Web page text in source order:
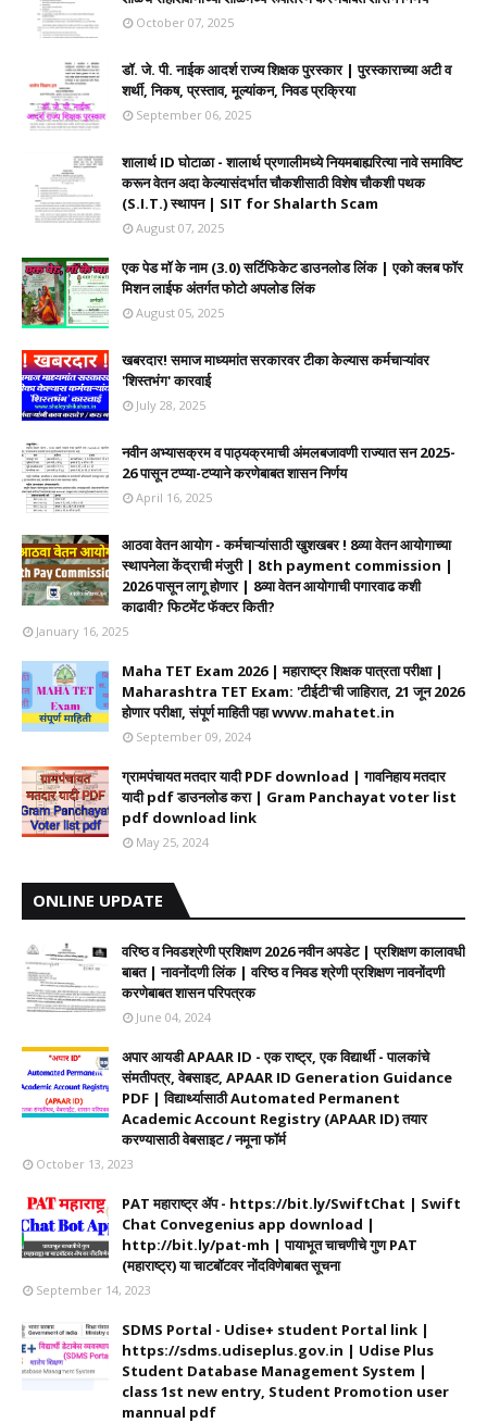
October 07, 2025
डॉ. जे. पी. नाईक आदर्श राज्य शिक्षक पुरस्कार | पुरस्काराच्या अटी व
शर्थी, निकष, प्रस्ताव, मूल्यांकन, निवड प्रक्रिया
September 06, 2025
शालार्थ ID घोटाळा - शालार्थ प्रणालीमध्ये नियमबाह्यरित्या नावे समाविष्ट
करून वेतन अदा केल्यासंदर्भात चौकशीसाठी विशेष चौकशी पथक
(S.I.T.) स्थापन | SIT for Shalarth Scam
August 07, 2025
एक पेड मॉ के नाम (3.0) सर्टिफिकेट डाउनलोड लिंक | एको क्लब फॉर
मिशन लाईफ अंतर्गत फोटो अपलोड लिंक
August 05, 2025
खबरदार! समाज माध्यमांत सरकारवर टीका केल्यास कर्मचाऱ्यांवर
'शिस्तभंग' कारवाई
July 28, 2025
नवीन अभ्यासक्रम व पाठ्यक्रमाची अंमलबजावणी राज्यात सन 2025-
26 पासून टप्प्या-टप्याने करणेबाबत शासन निर्णय
April 16, 2025
आठवा वेतन आयोग - कर्मचाऱ्यांसाठी खुशखबर ! 8व्या वेतन आयोगाच्या
स्थापनेला केंद्राची मंजुरी | 8th payment commission |
2026 पासून लागू होणार | 8व्या वेतन आयोगाची पगारवाढ कशी
काढावी? फिटमेंट फॅक्टर किती?
January 16, 2025
Maha TET Exam 2026 | महाराष्ट्र शिक्षक पात्रता परीक्षा |
Maharashtra TET Exam: 'टीईटी'ची जाहिरात, 21 जून 2026
होणार परीक्षा, संपूर्ण माहिती पहा www.mahatet.in
September 09, 2024
ग्रामपंचायत मतदार यादी PDF download | गावनिहाय मतदार
यादी pdf डाउनलोड करा | Gram Panchayat voter list
pdf download link
May 25, 2024
ONLINE UPDATE
वरिष्ठ व निवडश्रेणी प्रशिक्षण 2026 नवीन अपडेट | प्रशिक्षण कालावधी‌
बाबत | नावनोंदणी लिंक | वरिष्ठ व निवड श्रेणी प्रशिक्षण नावनोंदणी
करणेबाबत शासन परिपत्रक
June 04, 2024
अपार आयडी APAAR ID - एक राष्ट्र, एक विद्यार्थी - पालकांचे
संमतीपत्र, वेबसाइट, APAAR ID Generation Guidance
PDF | विद्यार्थ्यासाठी Automated Permanent
Academic Account Registry (APAAR ID) तयार
करण्यासाठी वेबसाइट / नमूना फॉर्म
October 13, 2023
PAT महाराष्ट्र ॲप - https://bit.ly/SwiftChat | Swift
Chat Convegenius app download |
http://bit.ly/pat-mh | पायाभूत चाचणीचे गुण PAT
(महाराष्ट्र) या चाटबॉटवर नोंदविणेबाबत सूचना
September 14, 2023
SDMS Portal - Udise+ student Portal link |
https://sdms.udiseplus.gov.in | Udise Plus
Student Database Management System |
class 1st new entry, Student Promotion user
mannual pdf